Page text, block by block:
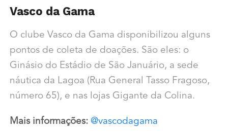
Vasco da Gama
O clube Vasco da Gama disponibilizou alguns
pontos de coleta de doações. São eles: o
Ginásio do Estádio de São Januário, a sede
náutica da Lagoa (Rua General Tasso Fragoso,
número 65), e nas lojas Gigante da Colina.
Mais informações: @vascodagama